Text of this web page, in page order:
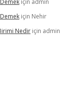
için admin
için Nehir
Nedir için admin